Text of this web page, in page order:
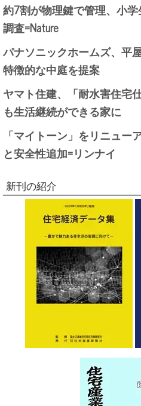
約7割が物理鍵で管理、小
調査=Nature
パナソニックホームズ、平
特徴的な中庭を提案
ヤマト住建、「耐水害住宅
も生活継続ができる家に
「マイトーン」をリニュ
と安全性追加=リンナイ
新刊の紹介